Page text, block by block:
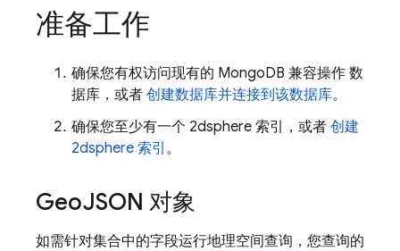
准备工作
确保您有权访问现有的 MongoDB 兼容操作 数
据库，或者 创建数据库并连接到该数据库。
确保您至少有一个 2dsphere 索引，或者 创建
2dsphere 索引 。
GeoJSON 对象
如需针对集合中的字段运行地理空间查询，您查询的